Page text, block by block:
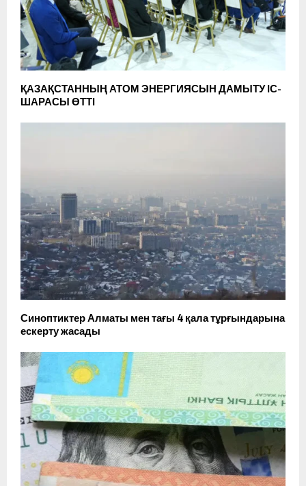
ҚАЗАҚСТАННЫҢ АТОМ ЭНЕРГИЯСЫН ДАМЫТУ ІС-
ШАРАСЫ ӨТТІ
Синоптиктер Алматы мен тағы 4 қала тұрғындарына
ескерту жасады